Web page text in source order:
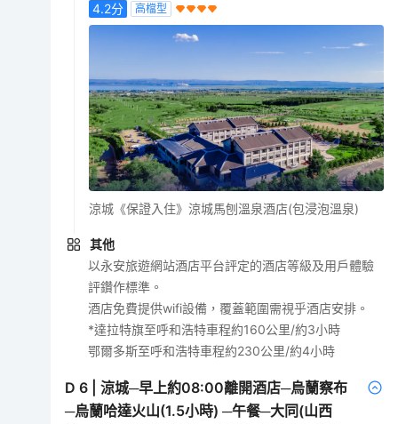
4.2分 高檔型
涼城《保證入住》涼城馬刨溫泉酒店(包浸泡溫泉)
其他
以永安旅遊網站酒店平台評定的酒店等級及用戶體驗
評鑽作標準。
酒店免費提供wifi設備，覆蓋範圍需視乎酒店安排。
*達拉特旗至呼和浩特車程約160公里/約3小時
鄂爾多斯至呼和浩特車程約230公里/約4小時
D6 |涼城─早上約08:00離開酒店─烏蘭察布
─烏蘭哈達火山(1.5小時) ─午餐─大同(山西